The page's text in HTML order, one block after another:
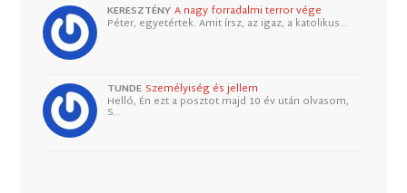
KERESZTÉNY A nagy forradalmi terror vége
Péter, egyetértek. Amit írsz, az igaz, a katolikus…
TUNDE Személyiség és jellem
Helló, Én ezt a posztot majd 10 év után olvasom,
S…